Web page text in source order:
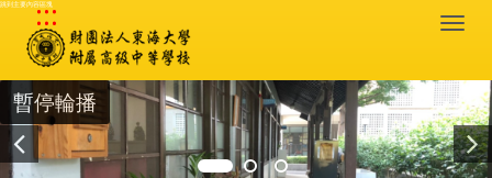
跳到主要內容區塊
:::
暫停輪播